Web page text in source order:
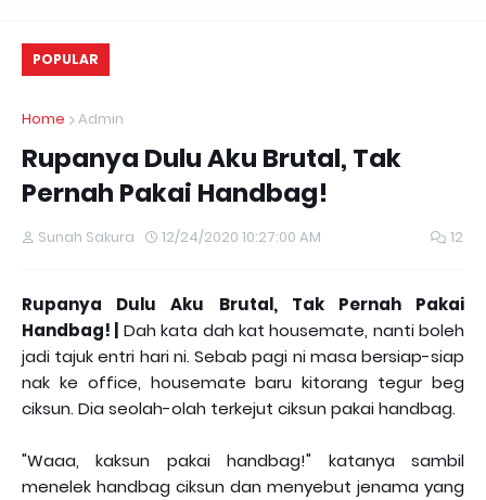
POPULAR
Home Admin
Rupanya Dulu Aku Brutal, Tak
Pernah Pakai Handbag!
Sunah Sakura 12/24/2020 10:27:00 AM 12
Rupanya Dulu Aku Brutal, Tak Pernah Pakai
Handbag! |
Dah kata dah kat housemate, nanti boleh
jadi tajuk entri hari ni. Sebab pagi ni masa bersiap-siap
nak ke office, housemate baru kitorang tegur beg
ciksun. Dia seolah-olah terkejut ciksun pakai handbag.
"Waaa, kaksun pakai handbag!" katanya sambil
menelek handbag ciksun dan menyebut jenama yang